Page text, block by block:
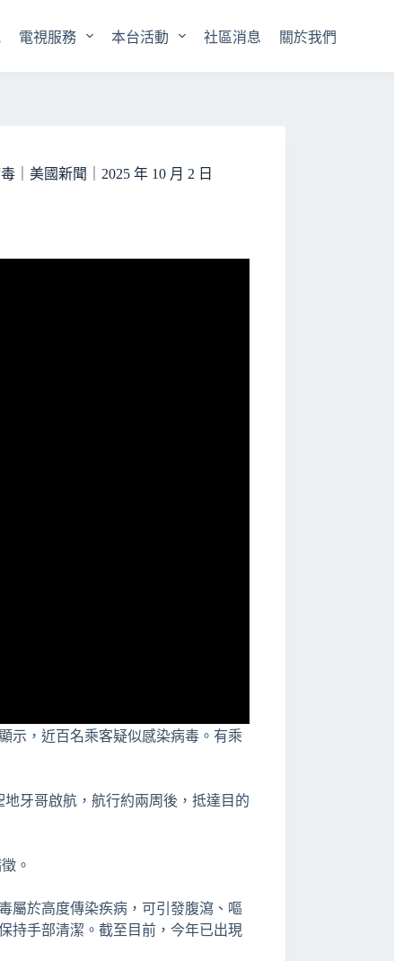
電視服務 本台活動 社區消息 關於我們
美國新聞｜2025 年 10 月 2 日
示，近百名乘客疑似感染病毒。有乘
牙哥啟航，航行約兩周後，抵達目的
。
屬於高度傳染疾病，可引發腹瀉、嘔
持手部清潔。截至目前，今年已出現